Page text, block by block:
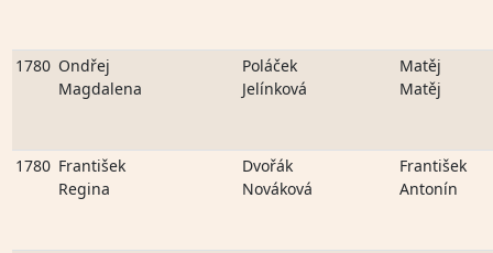
1780 Ondřej
Magdalena
Poláček
Jelínková
Matěj
Matěj
1780 František
Regina
Dvořák
Nováková
František
Antonín